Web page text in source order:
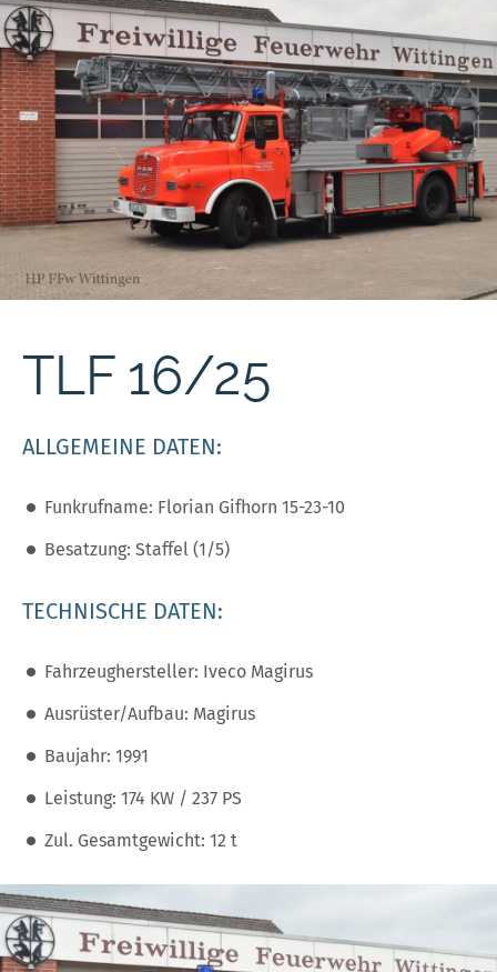
TLF 16/25
ALLGEMEINE DATEN:
Funkrufname: Florian Gifhorn 15-23-10
Besatzung: Staffel (1/5)
TECHNISCHE DATEN:
Fahrzeughersteller: Iveco Magirus
Ausrüster/Aufbau: Magirus
Baujahr: 1991
Leistung: 174 KW / 237 PS
Zul. Gesamtgewicht: 12 t